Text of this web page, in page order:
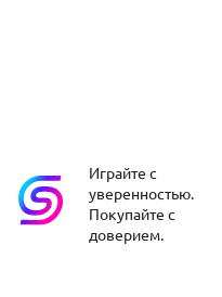
Играйте с
уверенностью.
Покупайте с
доверием.